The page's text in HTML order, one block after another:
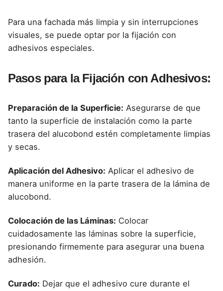
Para una fachada más limpia y sin interrupciones
visuales, se puede optar por la fijación con
adhesivos especiales.
Pasos para la Fijación con Adhesivos:
Preparación de la Superficie: Asegurarse de que
tanto la superficie de instalación como la parte
trasera del alucobond estén completamente limpias
y secas.
Aplicación del Adhesivo: Aplicar el adhesivo de
manera uniforme en la parte trasera de la lámina de
alucobond.
Colocación de las Láminas: Colocar
cuidadosamente las láminas sobre la superficie,
presionando firmemente para asegurar una buena
adhesión.
Curado: Dejar que el adhesivo cure durante el